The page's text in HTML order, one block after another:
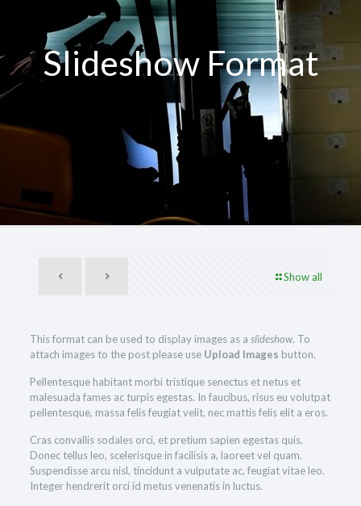
Slideshow Format
Show all
This format can be used to display images as a slideshow. To
attach images to the post please use Upload Images button.
Pellentesque habitant morbi tristique senectus et netus et
malesuada fames ac turpis egestas. In faucibus, risus eu volutpat
pellentesque, massa felis feugiat velit, nec mattis felis elit a eros.
Cras convallis sodales orci, et pretium sapien egestas quis.
Donec tellus leo, scelerisque in facilisis a, laoreet vel quam.
Suspendisse arcu nisl, tincidunt a vulputate ac, feugiat vitae leo.
Integer hendrerit orci id metus venenatis in luctus.